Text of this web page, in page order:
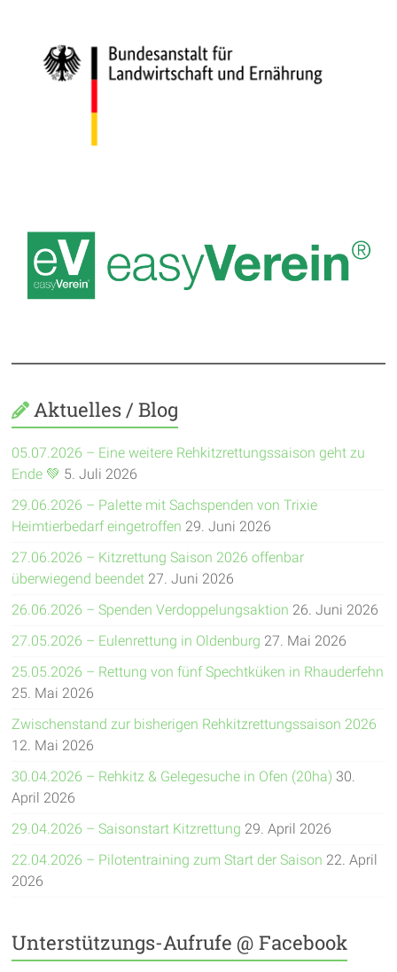
Aktuelles / Blog
05.07.2026 – Eine weitere Rehkitzrettungssaison geht zu
Ende 💚 5. Juli 2026
29.06.2026 – Palette mit Sachspenden von Trixie
Heimtierbedarf eingetroffen 29. Juni 2026
27.06.2026 – Kitzrettung Saison 2026 offenbar
überwiegend beendet 27. Juni 2026
26.06.2026 – Spenden Verdoppelungsaktion 26. Juni 2026
27.05.2026 – Eulenrettung in Oldenburg 27. Mai 2026
25.05.2026 – Rettung von fünf Spechtküken in Rhauderfehn
25. Mai 2026
Zwischenstand zur bisherigen Rehkitzrettungssaison 2026
12. Mai 2026
30.04.2026 – Rehkitz & Gelegesuche in Ofen (20ha) 30.
April 2026
29.04.2026 – Saisonstart Kitzrettung 29. April 2026
22.04.2026 – Pilotentraining zum Start der Saison 22. April
2026
Unterstützungs-Aufrufe @ Facebook